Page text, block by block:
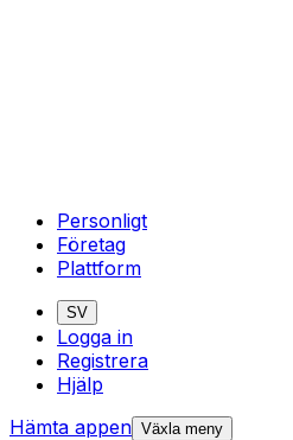
Personligt
Företag
Plattform
SV
Logga in
Registrera
Hjälp
Hämta appen Växla meny